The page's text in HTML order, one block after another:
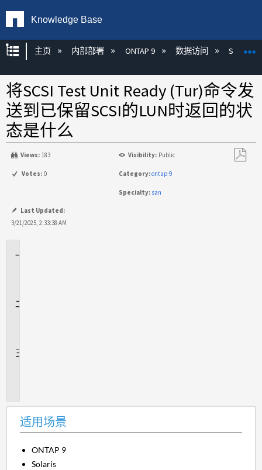
Knowledge Base
扩展/隐缩全局层次
主页 内部部署 ONTAP 9 数据访问 SAN
将SCSI Test Unit Ready (Tur)命令发
送到已保留SCSI的LUN时返回的状
态是什么
Views: 183 Visibility: Public
Votes: 0 Category:ontap-9
Specialty: san
Last Updated:
3/21/2025, 2:33:38 AM
适用场景
ONTAP 9
Solaris